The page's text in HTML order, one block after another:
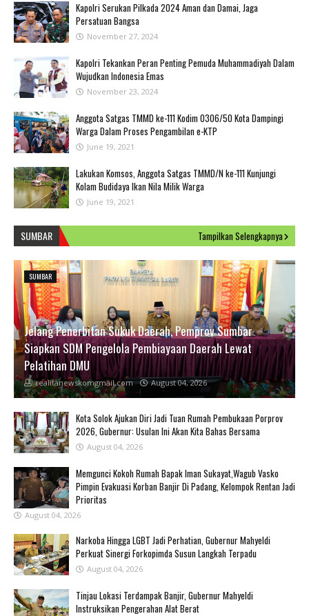
Kapolri Serukan Pilkada 2024 Aman dan Damai, Jaga
Persatuan Bangsa
November 27, 2024
Kapolri Tekankan Peran Penting Pemuda Muhammadiyah Dalam
Wujudkan Indonesia Emas
November 23, 2024
Anggota Satgas TMMD ke-111 Kodim 0306/50 Kota Dampingi
Warga Dalam Proses Pengambilan e-KTP
June 19, 2021
Lakukan Komsos, Anggota Satgas TMMD/N ke-111 Kunjungi
Kolam Budidaya Ikan Nila Milik Warga
June 19, 2021
SUMBAR Tampilkan Selengkapnya
SUMBAR
Jelang Penerbitan Sukuk Daerah, Pemprov Sumbar
Siapkan SDM Pengelola Pembiayaan Daerah Lewat
Pelatihan DMU
realitanewskomgmail.com August 04, 2026
Kota Solok Ajukan Diri Jadi Tuan Rumah Pembukaan Porprov
2026, Gubernur: Usulan Ini Akan Kita Bahas Bersama
August 04, 2026
Memgunci Kokoh Rumah Bapak Iman Sukayat,Wagub Vasko
Pimpin Evakuasi Korban Banjir Di Padang, Kelompok Rentan Jadi
Prioritas
August 04, 2026
Narkoba Hingga LGBT Jadi Perhatian, Gubernur Mahyeldi
Perkuat Sinergi Forkopimda Susun Langkah Terpadu
August 04, 2026
Tinjau Lokasi Terdampak Banjir, Gubernur Mahyeldi
Instruksikan Pengerahan Alat Berat